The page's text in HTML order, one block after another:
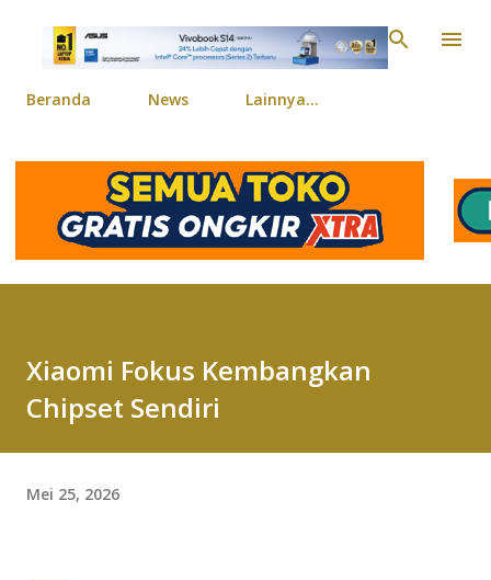
Langsung ke konten
Beranda News Lainnya…
Xiaomi Fokus Kembangkan
Chipset Sendiri
Mei 25, 2026